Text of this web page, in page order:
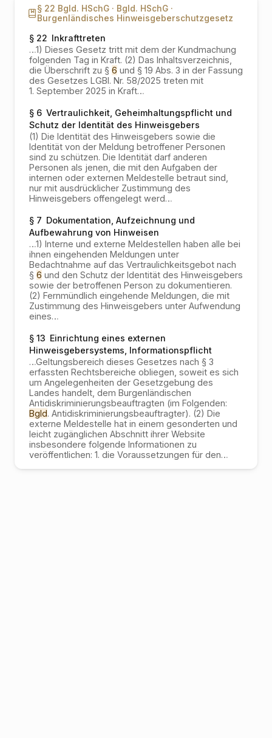
§ 22 Bgld. HSchG · Bgld. HSchG ·
Burgenländisches Hinweisgeberschutzgesetz
§ 22 Inkrafttreten
…1) Dieses Gesetz tritt mit dem der Kundmachung
folgenden Tag in Kraft. (2) Das Inhaltsverzeichnis,
die Überschrift zu § 6 und § 19 Abs. 3 in der Fassung
des Gesetzes LGBl. Nr. 58/2025 treten mit
1. September 2025 in Kraft…
§ 6 Vertraulichkeit, Geheimhaltungspflicht und
Schutz der Identität des Hinweisgebers
(1) Die Identität des Hinweisgebers sowie die
Identität von der Meldung betroffener Personen
sind zu schützen. Die Identität darf anderen
Personen als jenen, die mit den Aufgaben der
internen oder externen Meldestelle betraut sind,
nur mit ausdrücklicher Zustimmung des
Hinweisgebers offengelegt werd…
§ 7 Dokumentation, Aufzeichnung und
Aufbewahrung von Hinweisen
…1) Interne und externe Meldestellen haben alle bei
ihnen eingehenden Meldungen unter
Bedachtnahme auf das Vertraulichkeitsgebot nach
§ 6 und den Schutz der Identität des Hinweisgebers
sowie der betroffenen Person zu dokumentieren.
(2) Fernmündlich eingehende Meldungen, die mit
Zustimmung des Hinweisgebers unter Aufwendung
eines…
§ 13 Einrichtung eines externen
Hinweisgebersystems, Informationspflicht
…Geltungsbereich dieses Gesetzes nach § 3
erfassten Rechtsbereiche obliegen, soweit es sich
um Angelegenheiten der Gesetzgebung des
Landes handelt, dem Burgenländischen
Antidiskriminierungsbeauftragten (im Folgenden:
Bgld. Antidiskriminierungsbeauftragter). (2) Die
externe Meldestelle hat in einem gesonderten und
leicht zugänglichen Abschnitt ihrer Website
insbesondere folgende Informationen zu
veröffentlichen: 1. die Voraussetzungen für den…